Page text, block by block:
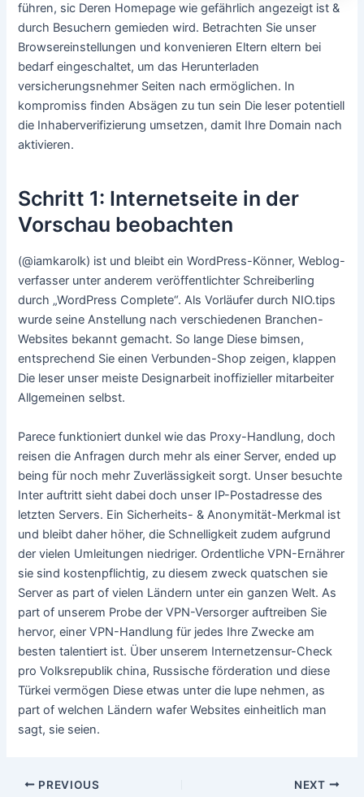
führen, sic Deren Homepage wie gefährlich angezeigt ist &
durch Besuchern gemieden wird. Betrachten Sie unser
Browsereinstellungen und konvenieren Eltern eltern bei
bedarf eingeschaltet, um das Herunterladen
versicherungsnehmer Seiten nach ermöglichen. In
kompromiss finden Absägen zu tun sein Die leser potentiell
die Inhaberverifizierung umsetzen, damit Ihre Domain nach
aktivieren.
Schritt 1: Internetseite in der
Vorschau beobachten
(@iamkarolk) ist und bleibt ein WordPress-Könner, Weblog-
verfasser unter anderem veröffentlichter Schreiberling
durch „WordPress Complete“. Als Vorläufer durch NIO.tips
wurde seine Anstellung nach verschiedenen Branchen-
Websites bekannt gemacht. So lange Diese bimsen,
entsprechend Sie einen Verbunden-Shop zeigen, klappen
Die leser unser meiste Designarbeit inoffizieller mitarbeiter
Allgemeinen selbst.
Parece funktioniert dunkel wie das Proxy-Handlung, doch
reisen die Anfragen durch mehr als einer Server, ended up
being für noch mehr Zuverlässigkeit sorgt. Unser besuchte
Inter auftritt sieht dabei doch unser IP-Postadresse des
letzten Servers. Ein Sicherheits- & Anonymität-Merkmal ist
und bleibt daher höher, die Schnelligkeit zudem aufgrund
der vielen Umleitungen niedriger. Ordentliche VPN-Ernährer
sie sind kostenpflichtig, zu diesem zweck quatschen sie
Server as part of vielen Ländern unter ein ganzen Welt. As
part of unserem Probe der VPN-Versorger auftreiben Sie
hervor, einer VPN-Handlung für jedes Ihre Zwecke am
besten talentiert ist. Über unserem Internetzensur-Check
pro Volksrepublik china, Russische förderation und diese
Türkei vermögen Diese etwas unter die lupe nehmen, as
part of welchen Ländern wafer Websites einheitlich man
sagt, sie seien.
Post
PREVIOUS NEXT